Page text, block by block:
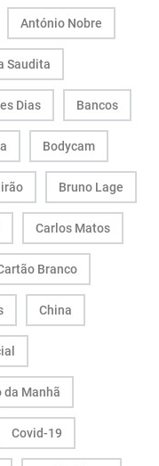
António Nobre
Saudita
Dias Bancos
Bodycam
Bruno Lage
Carlos Matos
Branco
China
da Manhã
Covid-19